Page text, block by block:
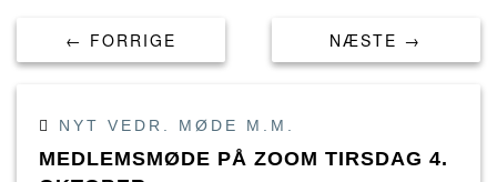
← FORRIGE NÆSTE →
NYT VEDR. MØDE M.M.
MEDLEMSMØDE PÅ ZOOM TIRSDAG 4.